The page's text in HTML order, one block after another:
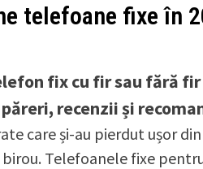
telefoane fixe în
fix cu fir sau fără
recenzii și
care și-au pierdut ușor
Telefoanele fixe